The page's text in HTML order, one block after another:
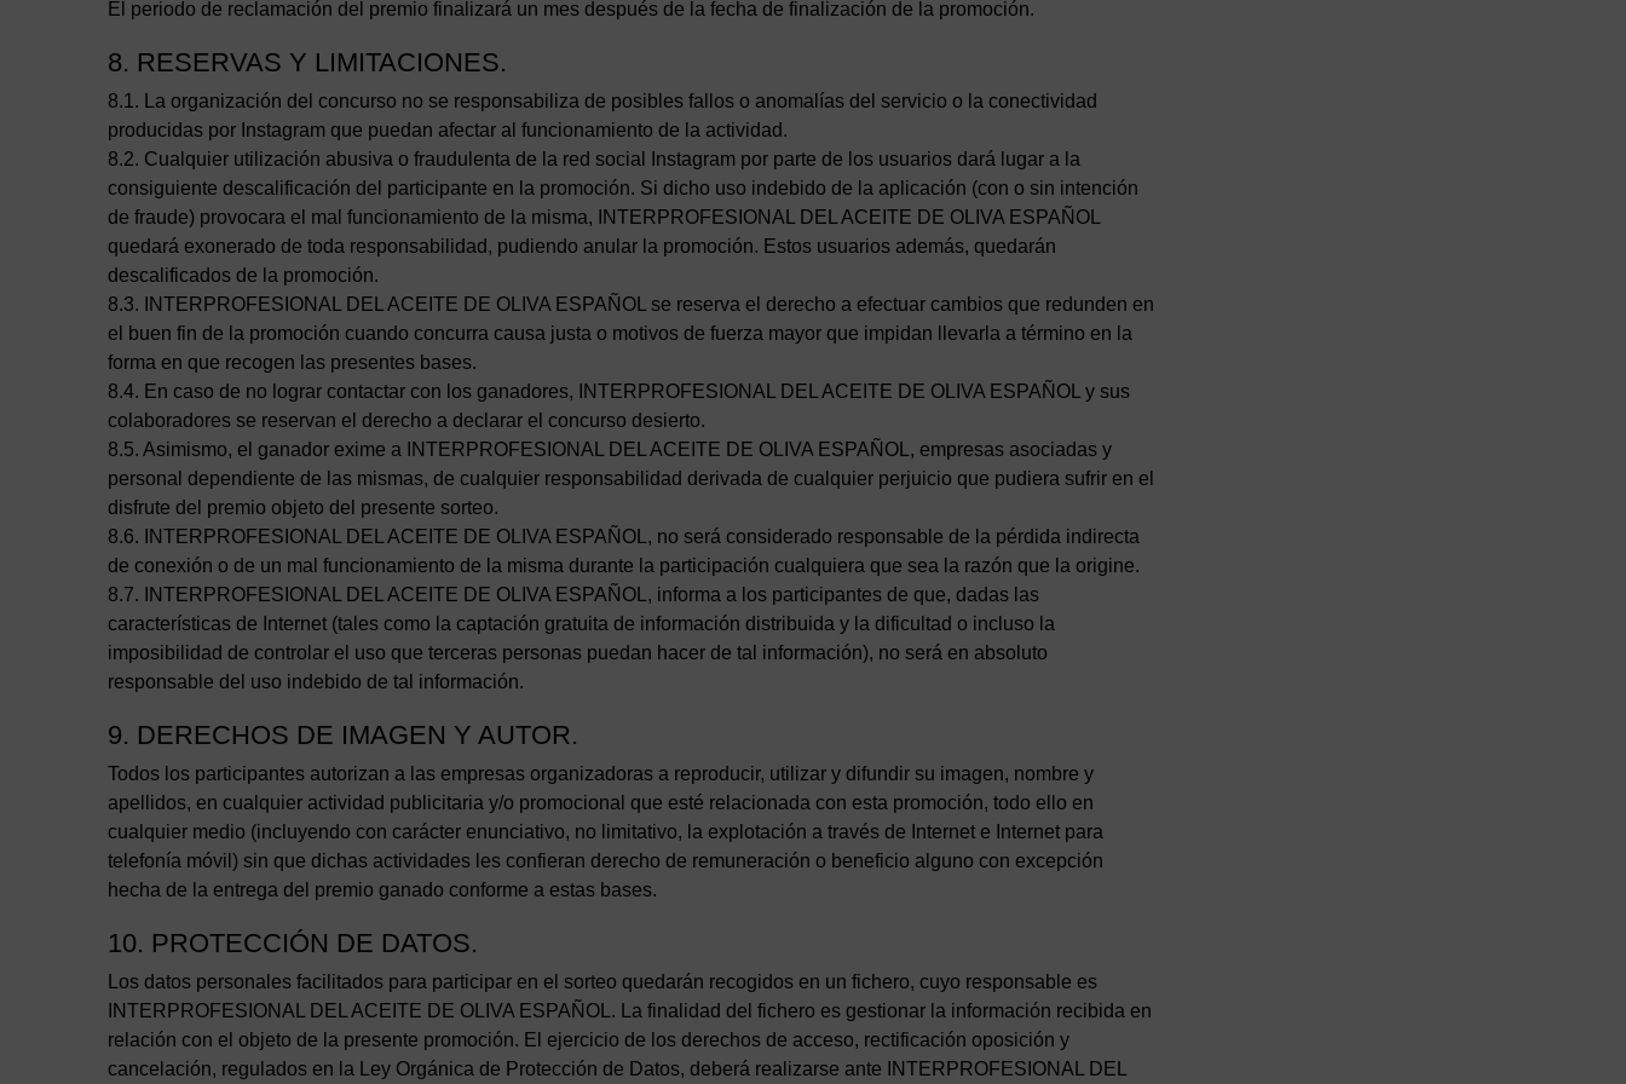
El periodo de reclamación del premio finalizará un mes después de la fecha de finalización de la promoción.
8. RESERVAS Y LIMITACIONES.
8.1. La organización del concurso no se responsabiliza de posibles fallos o anomalías del servicio o la conectividad
producidas por Instagram que puedan afectar al funcionamiento de la actividad.
8.2. Cualquier utilización abusiva o fraudulenta de la red social Instagram por parte de los usuarios dará lugar a la
consiguiente descalificación del participante en la promoción. Si dicho uso indebido de la aplicación (con o sin intención
de fraude) provocara el mal funcionamiento de la misma, INTERPROFESIONAL DEL ACEITE DE OLIVA ESPAÑOL
quedará exonerado de toda responsabilidad, pudiendo anular la promoción. Estos usuarios además, quedarán
descalificados de la promoción.
8.3. INTERPROFESIONAL DEL ACEITE DE OLIVA ESPAÑOL se reserva el derecho a efectuar cambios que redunden en
el buen fin de la promoción cuando concurra causa justa o motivos de fuerza mayor que impidan llevarla a término en la
forma en que recogen las presentes bases.
8.4. En caso de no lograr contactar con los ganadores, INTERPROFESIONAL DEL ACEITE DE OLIVA ESPAÑOL y sus
colaboradores se reservan el derecho a declarar el concurso desierto.
8.5. Asimismo, el ganador exime a INTERPROFESIONAL DEL ACEITE DE OLIVA ESPAÑOL, empresas asociadas y
personal dependiente de las mismas, de cualquier responsabilidad derivada de cualquier perjuicio que pudiera sufrir en el
disfrute del premio objeto del presente sorteo.
8.6. INTERPROFESIONAL DEL ACEITE DE OLIVA ESPAÑOL, no será considerado responsable de la pérdida indirecta
de conexión o de un mal funcionamiento de la misma durante la participación cualquiera que sea la razón que la origine.
8.7. INTERPROFESIONAL DEL ACEITE DE OLIVA ESPAÑOL, informa a los participantes de que, dadas las
características de Internet (tales como la captación gratuita de información distribuida y la dificultad o incluso la
imposibilidad de controlar el uso que terceras personas puedan hacer de tal información), no será en absoluto
responsable del uso indebido de tal información.
9. DERECHOS DE IMAGEN Y AUTOR.
Todos los participantes autorizan a las empresas organizadoras a reproducir, utilizar y difundir su imagen, nombre y
apellidos, en cualquier actividad publicitaria y/o promocional que esté relacionada con esta promoción, todo ello en
cualquier medio (incluyendo con carácter enunciativo, no limitativo, la explotación a través de Internet e Internet para
telefonía móvil) sin que dichas actividades les confieran derecho de remuneración o beneficio alguno con excepción
hecha de la entrega del premio ganado conforme a estas bases.
10. PROTECCIÓN DE DATOS.
Los datos personales facilitados para participar en el sorteo quedarán recogidos en un fichero, cuyo responsable es
INTERPROFESIONAL DEL ACEITE DE OLIVA ESPAÑOL. La finalidad del fichero es gestionar la información recibida en
relación con el objeto de la presente promoción. El ejercicio de los derechos de acceso, rectificación oposición y
cancelación, regulados en la Ley Orgánica de Protección de Datos, deberá realizarse ante INTERPROFESIONAL DEL